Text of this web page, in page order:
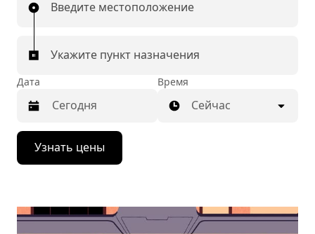
Введите местоположение
Укажите пункт назначения
Дата
Нажмите
стрелку
вниз,
календарю
Время
Сейчас
Узнать цены